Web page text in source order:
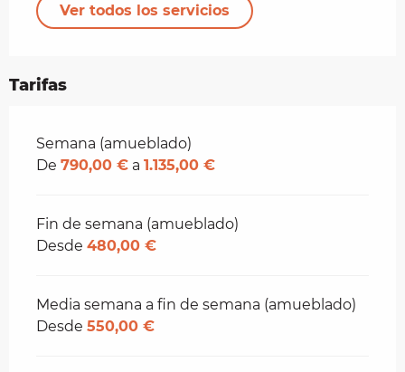
Ver todos los servicios
Tarifas
Tarifas 2026
Semana (amueblado)
De 790,00 € a 1.135,00 €
Fin de semana (amueblado)
Desde 480,00 €
Media semana a fin de semana (amueblado)
Desde 550,00 €